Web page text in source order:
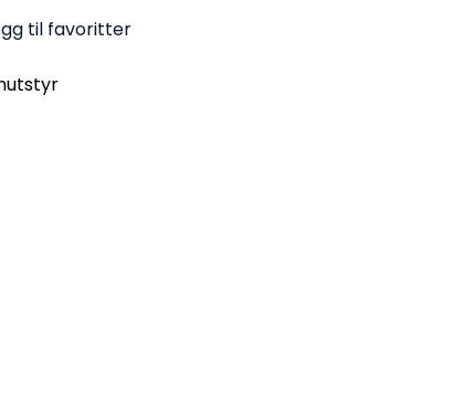
til favoritter